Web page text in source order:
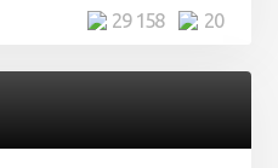
20
29 158